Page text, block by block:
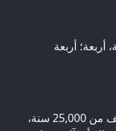
أربعة؛ أربعة
شكراً لكم. في بداية هذه الدورة التي تتألف من 25,000 سنة،